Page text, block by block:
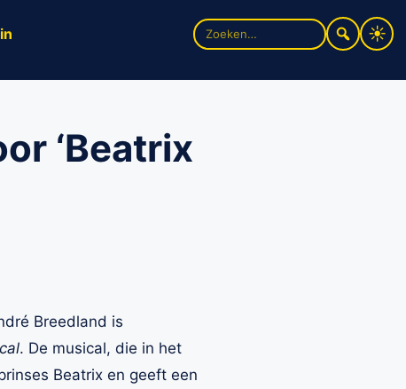
Zoek
naar:
‘Beatrix
Breedland is
. De musical, die in het
Beatrix en geeft een